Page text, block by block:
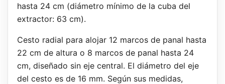
hasta 24 cm (diámetro mínimo de la cuba del
extractor: 63 cm).
Cesto radial para alojar 12 marcos de panal hasta
22 cm de altura o 8 marcos de panal hasta 24
cm, diseñado sin eje central. El diámetro del eje
del cesto es de 16 mm. Según sus medidas,